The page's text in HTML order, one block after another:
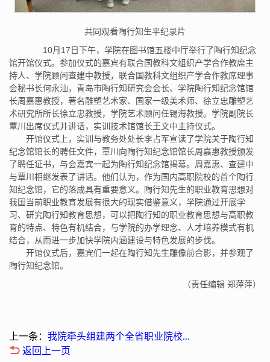
共同观看陶行知生平纪录片
10月17日下午，学院在图书馆五楼中厅举行了陶行知纪念
馆开馆仪式。参加仪式的嘉宾有联合国教科文组织产学合作教席主
持人、学院顾问查建中教授，联合国教科文组织产学合作教席理事
会秘书长何永汕，青岛市陶行知研究会会长、学院陶行知纪念馆馆
长周嘉惠教授，著名雕塑艺术家、国家一级美术师、徐立忠雕塑艺
术研究所所长徐立忠教授，学院艺术顾问任锡海教授。学院副院长
覃川出席仪式并讲话，实训技术馆馆长王文中主持仪式。
开馆仪式上，实训与教务处处长李占军宣读了学院关于陶行知
纪念馆馆长的聘任文件，覃川向陶行知纪念馆馆长周嘉惠教授颁发
了聘任证书，与会嘉宾一起为陶行知纪念馆揭幕。周嘉惠、查建中
与覃川相继发表了讲话。他们认为，作为国内高职院校的首个陶行
知纪念馆，它的落成具有重要意义。陶行知先生的职业教育思想对
我国当前职业教育发展有很大的现实借鉴意义，学院通过开展学
习、研究陶行知教育思想，可以把陶行知的职业教育思想与高职教
育的特点、特色有机结合，与学院的办学理念、人才培养模式有机
结合，从而进一步加快学院内涵建设与特色发展的步伐。
开馆仪式后，嘉宾们一起在陶行知先生雕像前合影，并参观了
陶行知纪念馆。
（责任编辑 郑萍萍）
上一条： 我院牵头组建两个全省职业院校...
返回上一页